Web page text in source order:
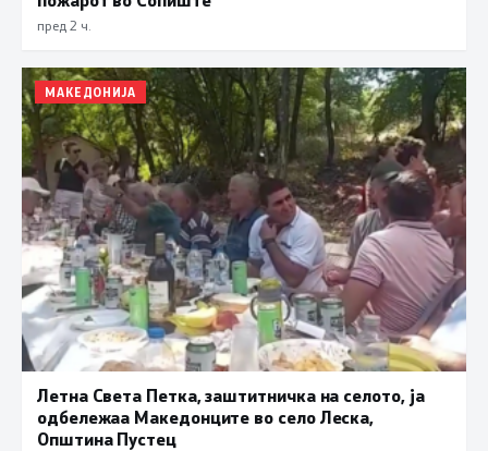
пред 2 ч.
МАКЕДОНИЈА
Летна Света Петка, заштитничка на селото, ја
одбележаа Македонците во село Леска,
Општина Пустец